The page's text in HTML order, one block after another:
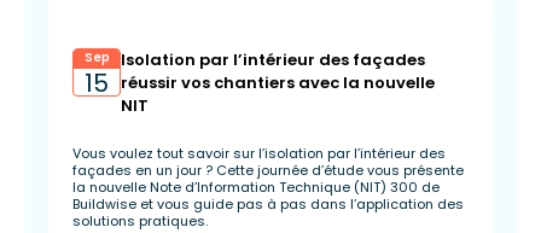
Sep
15
Isolation par l’intérieur des façades
réussir vos chantiers avec la nouvelle
NIT
Vous voulez tout savoir sur l’isolation par l’intérieur des
façades en un jour ? Cette journée d’étude vous présente
la nouvelle Note d’Information Technique (NIT) 300 de
Buildwise et vous guide pas à pas dans l’application des
solutions pratiques.